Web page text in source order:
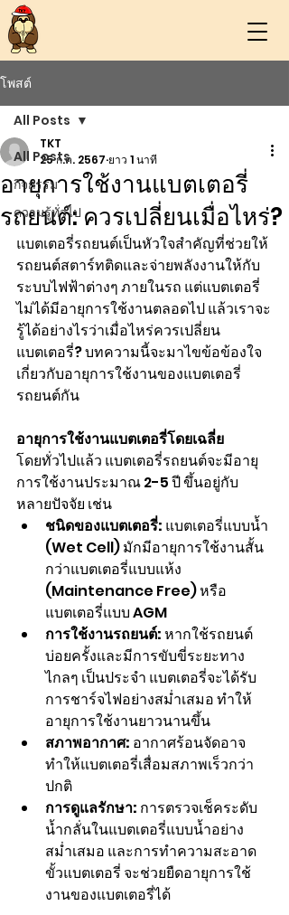
โพสต์
All Posts
กิจกรรม
ความรู้ทั่วไป
All Posts
อายุการใช้งานแบตเตอรี่
รถยนต์: ควรเปลี่ยนเมื่อไหร่?
TKT
25 ก.ค. 2567 ยาว 1 นาที
แบตเตอรี่รถยนต์เป็นหัวใจสำคัญที่ช่วยให้
รถยนต์สตาร์ทติดและจ่ายพลังงานให้กับ
ระบบไฟฟ้าต่างๆ ภายในรถ แต่แบตเตอรี่
ไม่ได้มีอายุการใช้งานตลอดไป แล้วเราจะ
รู้ได้อย่างไรว่าเมื่อไหร่ควรเปลี่ยน
แบตเตอรี่? บทความนี้จะมาไขข้อข้องใจ
เกี่ยวกับอายุการใช้งานของแบตเตอรี่
รถยนต์กัน
อายุการใช้งานแบตเตอรี่โดยเฉลี่ย
โดยทั่วไปแล้ว แบตเตอรี่รถยนต์จะมีอายุ
การใช้งานประมาณ 2-5 ปี ขึ้นอยู่กับ
หลายปัจจัย เช่น
ชนิดของแบตเตอรี่: แบตเตอรี่แบบน้ำ
(Wet Cell) มักมีอายุการใช้งานสั้น
กว่าแบตเตอรี่แบบแห้ง
(Maintenance Free) หรือ
แบตเตอรี่แบบ AGM
การใช้งานรถยนต์: หากใช้รถยนต์
บ่อยครั้งและมีการขับขี่ระยะทาง
ไกลๆ เป็นประจำ แบตเตอรี่จะได้รับ
การชาร์จไฟอย่างสม่ำเสมอ ทำให้
อายุการใช้งานยาวนานขึ้น
สภาพอากาศ: อากาศร้อนจัดอาจ
ทำให้แบตเตอรี่เสื่อมสภาพเร็วกว่า
ปกติ
การดูแลรักษา: การตรวจเช็คระดับ
น้ำกลั่นในแบตเตอรี่แบบน้ำอย่าง
สม่ำเสมอ และการทำความสะอาด
ขั้วแบตเตอรี่ จะช่วยยืดอายุการใช้
งานของแบตเตอรี่ได้